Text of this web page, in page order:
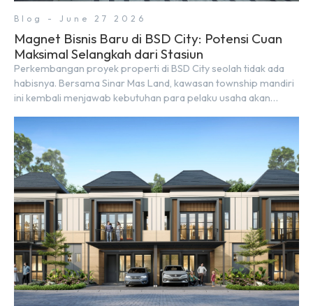
Blog - June 27 2026
Magnet Bisnis Baru di BSD City: Potensi Cuan
Maksimal Selangkah dari Stasiun
Perkembangan proyek properti di BSD City seolah tidak ada
habisnya. Bersama Sinar Mas Land, kawasan township mandiri
ini kembali menjawab kebutuhan para pelaku usaha akan
Alley Walk. Ruko terbaru di BSD City ini datang dengan
keunggulan geografis yang sangat strategis. Letaknya
menempel langsung dengan dua pusat pergerakan massa […]